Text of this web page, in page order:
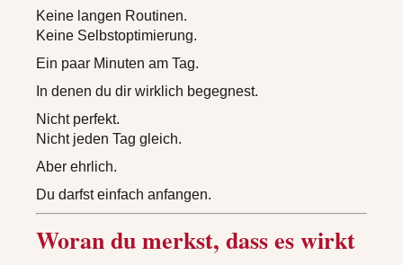
Keine langen Routinen.
Keine Selbstoptimierung.
Ein paar Minuten am Tag.
In denen du dir wirklich begegnest.
Nicht perfekt.
Nicht jeden Tag gleich.
Aber ehrlich.
Du darfst einfach anfangen.
Woran du merkst, dass es wirkt